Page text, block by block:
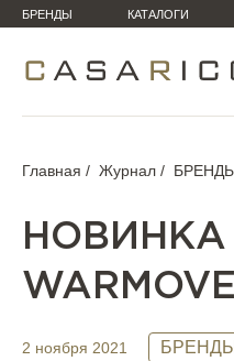
БРЕНДЫ КАТАЛОГИ
Главная Журнал
НОВИНКА
2 ноября 2021 БРЕНДЫ